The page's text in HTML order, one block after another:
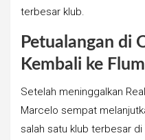
terbesar klub.
Petualangan di
Kembali ke
Setelah meninggalkan
Marcelo sempat
salah satu klub terbesar di